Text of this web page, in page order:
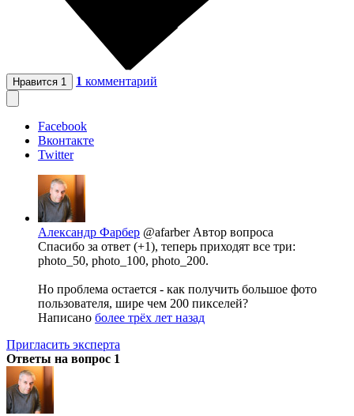
Нравится 1 1 комментарий
Facebook
Вконтакте
Twitter
Александр Фарбер @afarber Автор вопроса
Спасибо за ответ (+1), теперь приходят все три:
photo_50, photo_100, photo_200.
Но проблема остается - как получить большое фото
пользователя, шире чем 200 пикселей?
Написано более трёх лет назад
Пригласить эксперта
Ответы на вопрос 1